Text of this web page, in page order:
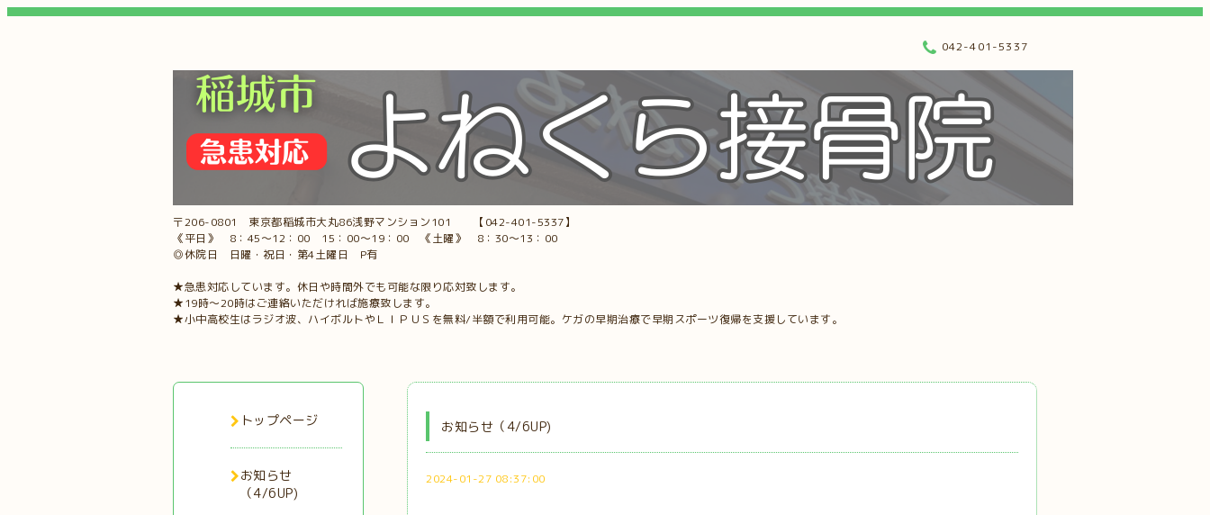
〒206-0801 東京都稲城市大丸86浅野マンション101 【042-401-5337】
《平日》 8：45～12：00 15：00～19：00 《土曜》 8：30～13：00
◎休院日 日曜・祝日・第4土曜日 P有
★急患対応しています。休日や時間外でも可能な限り応対致します。
★19時～20時はご連絡いただければ施療致します。
★小中高校生はラジオ波、ハイボルトやＬＩＰＵＳを無料/半額で利用可能。ケガの早期治療で早期スポーツ復帰を支援しています。
042-401-5337
お知らせ（4/6UP)
2024-01-27 08:37:00
トップページ
お知らせ
（4/6UP)